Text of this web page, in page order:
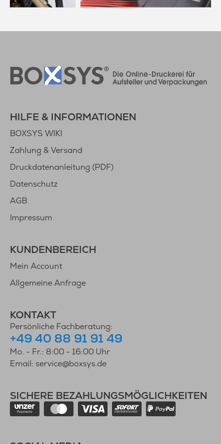
HILFE & INFORMATIONEN
BOXSYS WIKI
Zahlung & Versand
Druckdatenanleitung (PDF)
Datenschutz
AGB
Impressum
KUNDENBEREICH
Mein Account
Allgemeine Anfrage
KONTAKT
Persönliche Fachberatung:
+49 40 88 91 91 49
Mo. - Fr.: 8:00 - 16:00 Uhr
Email: service@boxsys.de
SICHERE BEZAHLUNGSMÖGLICHKEITEN